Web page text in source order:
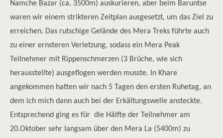
Namche Bazar (ca. 3500m) auskurieren, aber beim Baruntse
waren wir einem strikteren Zeitplan ausgesetzt, um das Ziel zu
erreichen. Das rutschige Gelände des Mera Treks führte auch
zu einer ernsteren Verletzung, sodass ein Mera Peak
Teilnehmer mit Rippenschmerzen (3 Brüche, wie sich
herausstellte) ausgeflogen werden musste. In Khare
angekommen hatten wir nach 5 Tagen den ersten Ruhetag, an
dem ich mich dann auch bei der Erkältungswelle ansteckte.
Entsprechend ging es für die Hälfte der Teilnehmer am
20.Oktober sehr langsam über den Mera La (5400m) zu